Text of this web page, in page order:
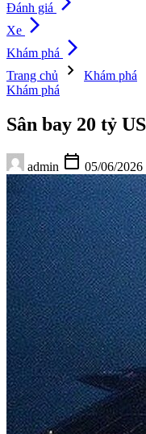
Đánh giá
Xe arrow_forward_ios
Khám phá arrow_forward_ios
Trang chủ chevron_right Khám phá
Khám phá
Sân bay 20 tỷ
admin calendar_today 05/06/2026